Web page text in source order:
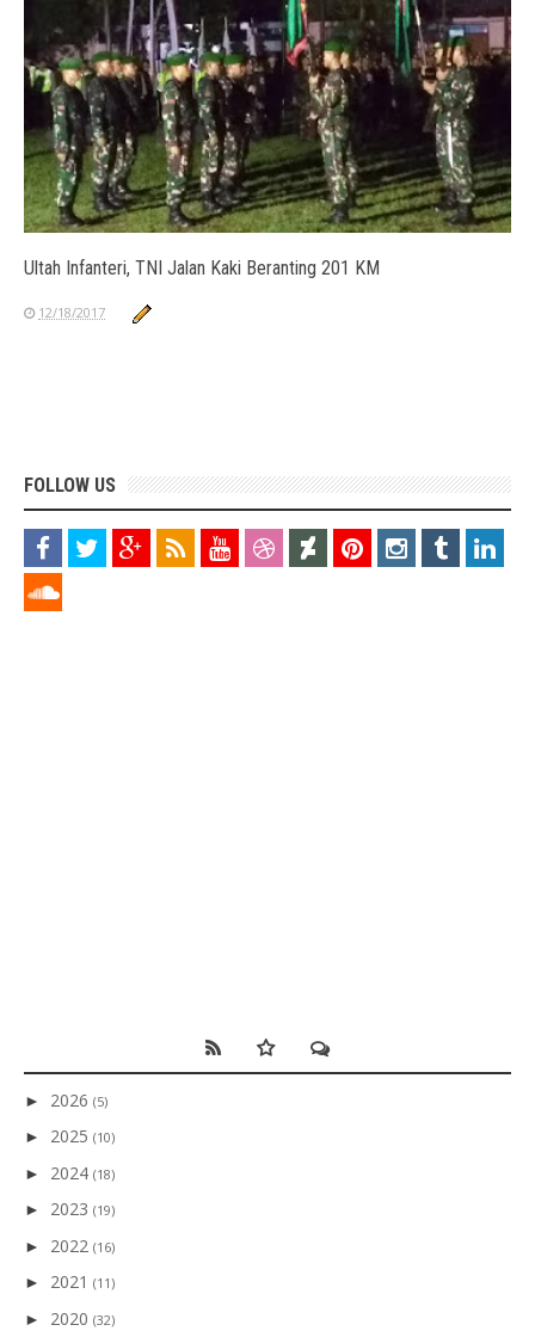
Ultah Infanteri, TNI Jalan Kaki Beranting 201 KM
12/18/2017
FOLLOW US
► 2026 (5)
► 2025 (10)
► 2024 (18)
► 2023 (19)
► 2022 (16)
► 2021 (11)
► 2020 (32)